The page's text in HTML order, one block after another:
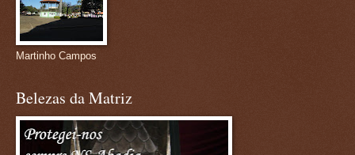
Martinho Campos
Belezas da Matriz